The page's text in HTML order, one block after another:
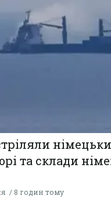
та склади
8 годин тому